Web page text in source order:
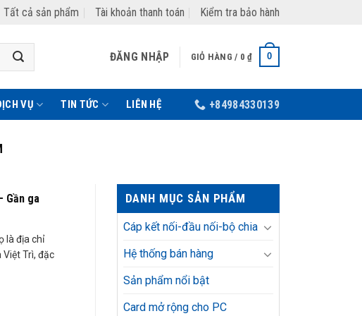
Tất cả sản phẩm Tài khoản thanh toán Kiểm tra bảo hành
ĐĂNG NHẬP GIỎ HÀNG / 0₫ 0
VỤ TIN TỨC LIÊN HỆ +84984330139
Gần ga
là địa chỉ
Trì, đặc
DANH MỤC SẢN PHẨM
Cáp kết nối-đầu nối-bộ chia
Hệ thống bán hàng
Sản phẩm nổi bật
Card mở rộng cho PC